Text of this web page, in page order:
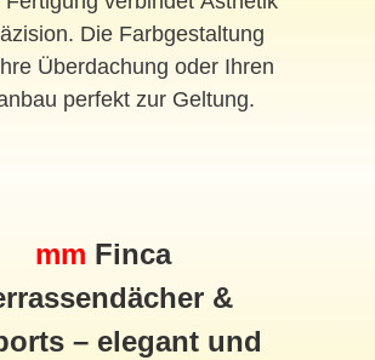
Die Farbgestaltung
Überdachung oder Ihren
perfekt zur Geltung.
mm Finca
&
– elegant und